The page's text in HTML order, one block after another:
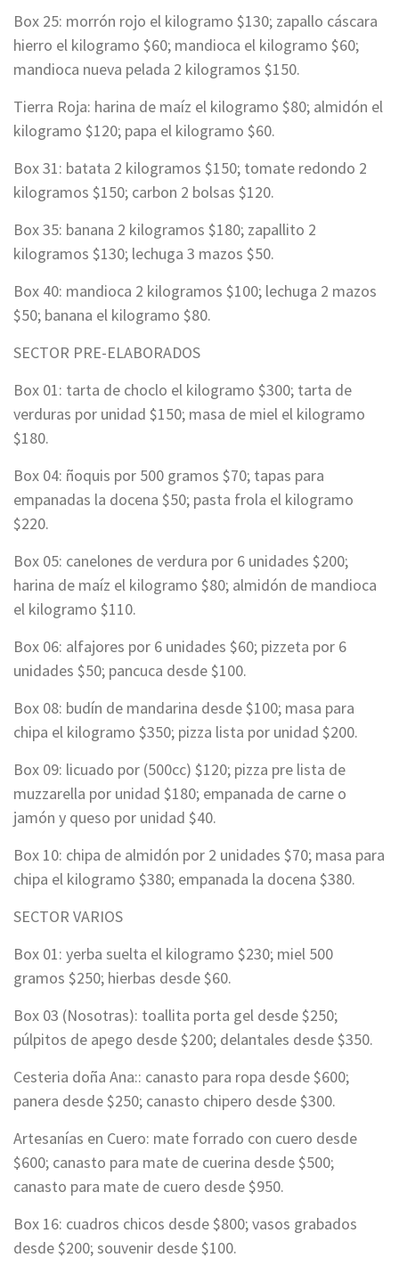
Box 25: morrón rojo el kilogramo $130; zapallo cáscara
hierro el kilogramo $60; mandioca el kilogramo $60;
mandioca nueva pelada 2 kilogramos $150.
Tierra Roja: harina de maíz el kilogramo $80; almidón el
kilogramo $120; papa el kilogramo $60.
Box 31: batata 2 kilogramos $150; tomate redondo 2
kilogramos $150; carbon 2 bolsas $120.
Box 35: banana 2 kilogramos $180; zapallito 2
kilogramos $130; lechuga 3 mazos $50.
Box 40: mandioca 2 kilogramos $100; lechuga 2 mazos
$50; banana el kilogramo $80.
SECTOR PRE-ELABORADOS
Box 01: tarta de choclo el kilogramo $300; tarta de
verduras por unidad $150; masa de miel el kilogramo
$180.
Box 04: ñoquis por 500 gramos $70; tapas para
empanadas la docena $50; pasta frola el kilogramo
$220.
Box 05: canelones de verdura por 6 unidades $200;
harina de maíz el kilogramo $80; almidón de mandioca
el kilogramo $110.
Box 06: alfajores por 6 unidades $60; pizzeta por 6
unidades $50; pancuca desde $100.
Box 08: budín de mandarina desde $100; masa para
chipa el kilogramo $350; pizza lista por unidad $200.
Box 09: licuado por (500cc) $120; pizza pre lista de
muzzarella por unidad $180; empanada de carne o
jamón y queso por unidad $40.
Box 10: chipa de almidón por 2 unidades $70; masa para
chipa el kilogramo $380; empanada la docena $380.
SECTOR VARIOS
Box 01: yerba suelta el kilogramo $230; miel 500
gramos $250; hierbas desde $60.
Box 03 (Nosotras): toallita porta gel desde $250;
púlpitos de apego desde $200; delantales desde $350.
Cesteria doña Ana:: canasto para ropa desde $600;
panera desde $250; canasto chipero desde $300.
Artesanías en Cuero: mate forrado con cuero desde
$600; canasto para mate de cuerina desde $500;
canasto para mate de cuero desde $950.
Box 16: cuadros chicos desde $800; vasos grabados
desde $200; souvenir desde $100.